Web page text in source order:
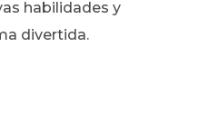
habilidades y
divertida.